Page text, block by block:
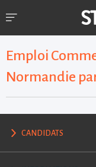
Emploi
Normandie
CANDIDATS